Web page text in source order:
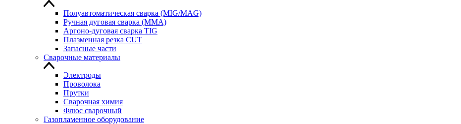
Полуавтоматическая сварка (MIG/MAG)
Ручная дуговая сварка (MMA)
Аргоно-дуговая сварка TIG
Плазменная резка CUT
Запасные части
Сварочные материалы
Электроды
Проволока
Прутки
Сварочная химия
Флюс сварочный
Газопламенное оборудование